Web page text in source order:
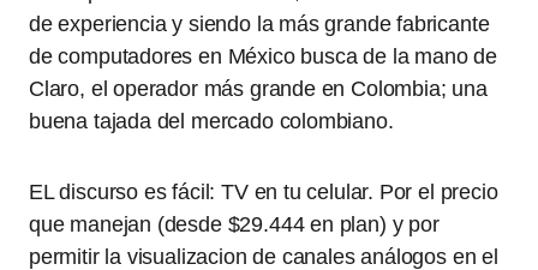
de experiencia y siendo la más grande fabricante
de computadores en México busca de la mano de
Claro, el operador más grande en Colombia; una
buena tajada del mercado colombiano.
EL discurso es fácil: TV en tu celular. Por el precio
que manejan (desde $29.444 en plan) y por
permitir la visualizacion de canales análogos en el